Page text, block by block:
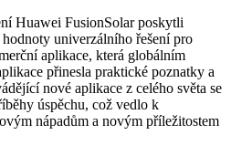
Huawei FusionSolar poskytli
univerzálního řešení pro
aplikace, která globálním
přinesla praktické poznatky a
nové aplikace z celého světa se
úspěchu, což vedlo k
nápadům a novým příležitostem